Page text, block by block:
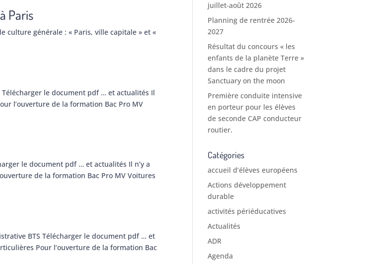
Paris
culture générale : « Paris, ville capitale » et «
Télécharger le document pdf … et actualités Il
l’ouverture de la formation Bac Pro MV
le document pdf … et actualités Il n’y a
de la formation Bac Pro MV Voitures
BTS Télécharger le document pdf … et
Pour l’ouverture de la formation Bac
juillet-août 2026
Planning de rentrée 2026-
2027
Résultat du concours « les
enfants de la planète Terre »
dans le cadre du projet
Sanctuary on the moon
Première conduite intensive
en porteur pour les élèves
de seconde CAP conducteur
routier.
Catégories
accueil d’élèves européens
Actions développement
durable
activités périéducatives
Actualités
ADR
Agenda